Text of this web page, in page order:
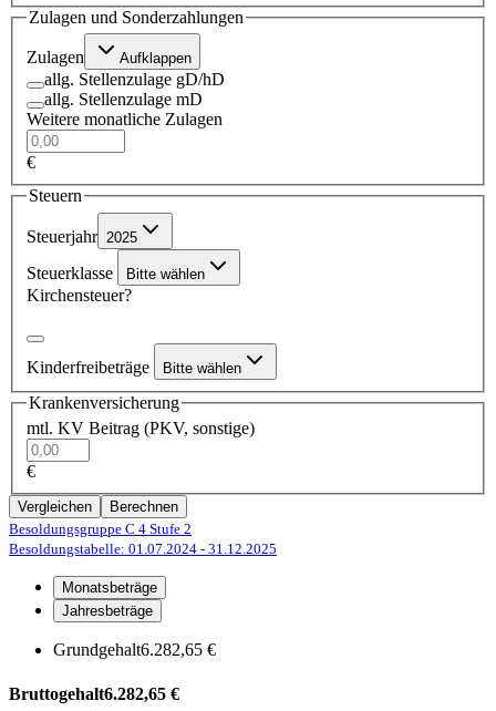
Zulagen und Sonderzahlungen
Zulagen Aufklappen
allg. Stellenzulage gD/hD
allg. Stellenzulage mD
Weitere monatliche Zulagen
€
Steuern
Steuerjahr 2025
Steuerklasse Bitte wählen
Kirchensteuer?
Kinderfreibeträge Bitte wählen
Krankenversicherung
mtl. KV Beitrag (PKV, sonstige)
€
Vergleichen
Berechnen
Besoldungsgruppe C 4 Stufe 2
Besoldungstabelle: 01.07.2024 - 31.12.2025
Monatsbeträge
Jahresbeträge
Grundgehalt6.282,65 €
Bruttogehalt6.282,65 €